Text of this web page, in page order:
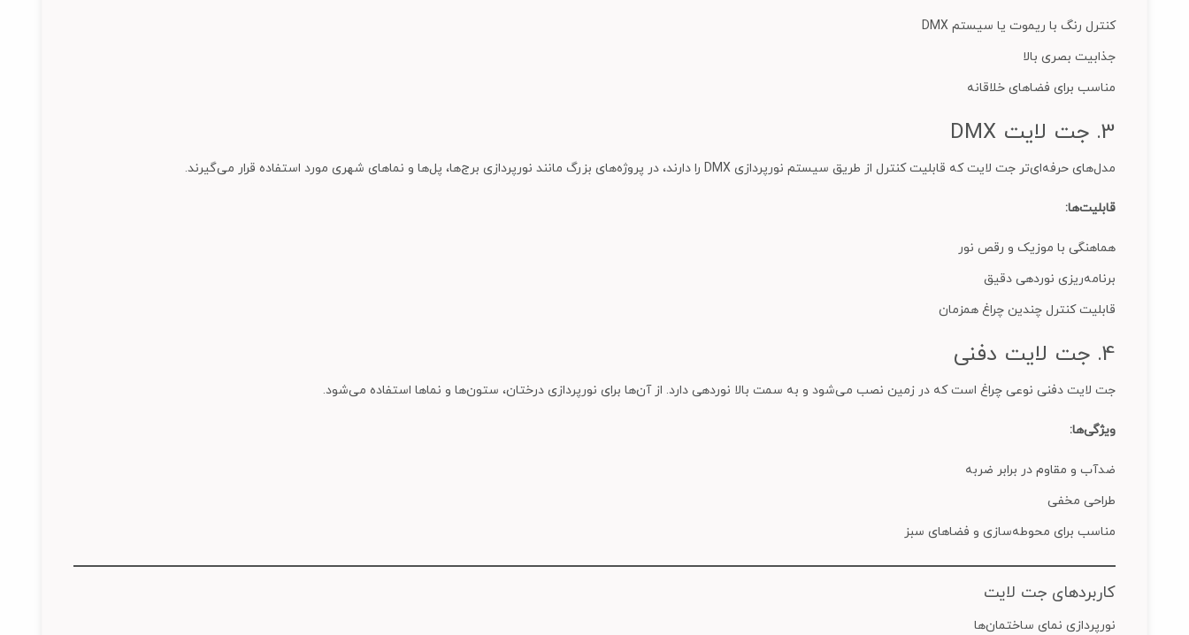
کنترل رنگ با ریموت یا سیستم DMX
جذابیت بصری بالا
مناسب برای فضاهای خلاقانه
3. جت لایت DMX
مدل‌های حرفه‌ای‌تر جت لایت که قابلیت کنترل از طریق سیستم نورپردازی DMX را دارند، در پروژه‌های بزرگ مانند نورپردازی برج‌ها، پل‌ها و نماهای شهری مورد استفاده قرار می‌گیرند.
قابلیت‌ها:
هماهنگی با موزیک و رقص نور
برنامه‌ریزی نوردهی دقیق
قابلیت کنترل چندین چراغ همزمان
4. جت لایت دفنی
جت لایت دفنی نوعی چراغ است که در زمین نصب می‌شود و به سمت بالا نوردهی دارد. از آن‌ها برای نورپردازی درختان، ستون‌ها و نماها استفاده می‌شود.
ویژگی‌ها:
ضدآب و مقاوم در برابر ضربه
طراحی مخفی
مناسب برای محوطه‌سازی و فضاهای سبز
کاربردهای جت لایت
نورپردازی نمای ساختمان‌ها